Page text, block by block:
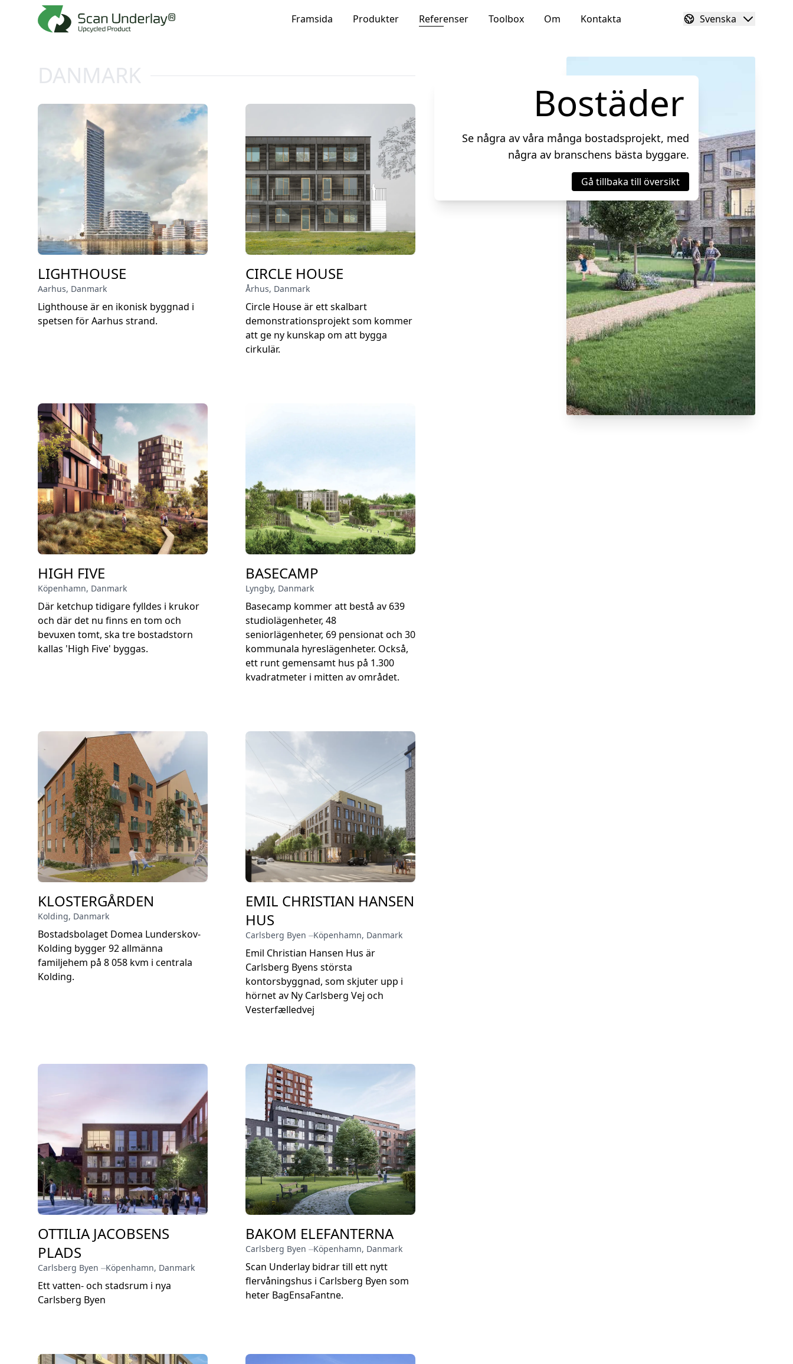
Framsida Produkter Referenser Toolbox Om Kontakta Svenska
Bostäder
Se några av våra många bostadsprojekt, med
några av branschens bästa byggare.
Gå tillbaka till översikt
DANMARK
LIGHTHOUSE
Aarhus, Danmark
Lighthouse är en ikonisk byggnad i
spetsen för Aarhus strand.
CIRCLE HOUSE
Århus, Danmark
Circle House är ett skalbart
demonstrationsprojekt som kommer
att ge ny kunskap om att bygga
cirkulär.
HIGH FIVE
Köpenhamn, Danmark
Där ketchup tidigare fylldes i krukor
och där det nu finns en tom och
bevuxen tomt, ska tre bostadstorn
kallas 'High Five' byggas.
BASECAMP
Lyngby, Danmark
Basecamp kommer att bestå av 639
studiolägenheter, 48
seniorlägenheter, 69 pensionat och 30
kommunala hyreslägenheter. Också,
ett runt gemensamt hus på 1.300
kvadratmeter i mitten av området.
KLOSTERGÅRDEN
Kolding, Danmark
Bostadsbolaget Domea Lunderskov-
Kolding bygger 92 allmänna
familjehem på 8 058 kvm i centrala
Kolding.
EMIL CHRISTIAN HANSEN
HUS
Carlsberg Byen ⏤Köpenhamn, Danmark
Emil Christian Hansen Hus är
Carlsberg Byens största
kontorsbyggnad, som skjuter upp i
hörnet av Ny Carlsberg Vej och
Vesterfælledvej
OTTILIA JACOBSENS
PLADS
Carlsberg Byen ⏤Köpenhamn, Danmark
Ett vatten- och stadsrum i nya
Carlsberg Byen
BAKOM ELEFANTERNA
Carlsberg Byen ⏤Köpenhamn, Danmark
Scan Underlay bidrar till ett nytt
flervåningshus i Carlsberg Byen som
heter BagEnsaFantne.